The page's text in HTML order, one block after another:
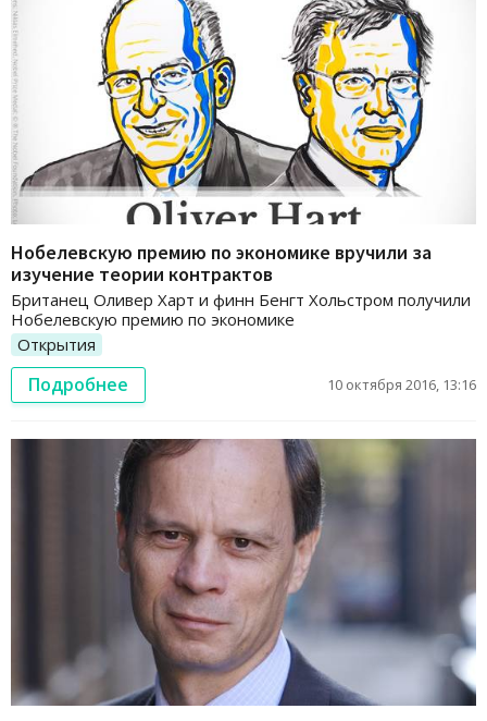
Нобелевскую премию по экономике вручили за
изучение теории контрактов
Британец Оливер Харт и финн Бенгт Хольстром получили
Нобелевскую премию по экономике
Открытия
Подробнее 10 октября 2016, 13:16